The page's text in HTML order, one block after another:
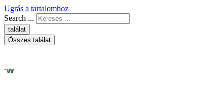
Ugrás a tartalomhoz
Search ...
találat
Összes találat